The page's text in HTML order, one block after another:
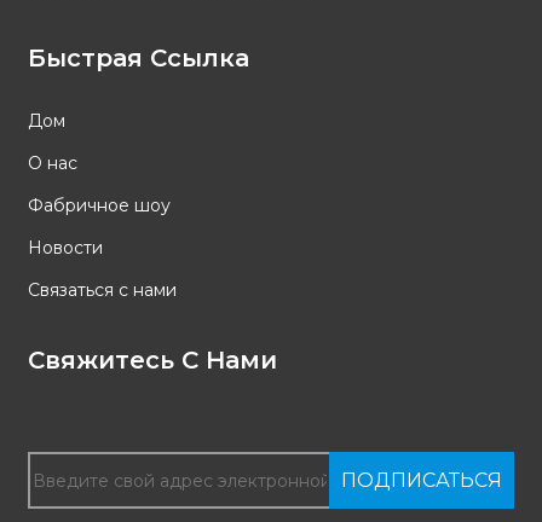
Быстрая Ссылка
Дом
О нас
Фабричное шоу
Новости
Связаться с нами
Свяжитесь С Нами
ПОДПИСАТЬСЯ